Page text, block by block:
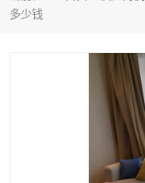
多少钱
除四害公司
佛山灭白蚁公司
佛山除四害公司